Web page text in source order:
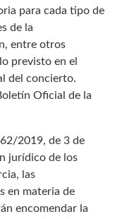
para cada tipo de
de la
entre otros
previsto en el
del concierto.
Oficial de la
2019, de 3 de
jurídico de los
las
en materia de
encomendar la